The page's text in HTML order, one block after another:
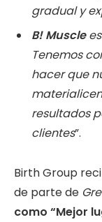
gradual y
B! Muscle
Tenemos
hacer que
resultados
clientes”.
Birth Group
de parte de
como “Mejor